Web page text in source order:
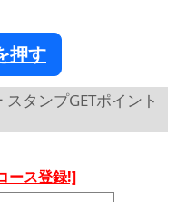
押す
タンプGETポイント
ース登録!]